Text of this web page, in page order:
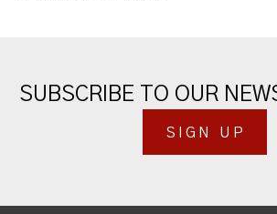
SUBSCRIBE TO OUR
SIGN UP